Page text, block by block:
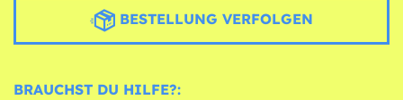
BESTELLUNG VERFOLGEN
BRAUCHST DU HILFE?: